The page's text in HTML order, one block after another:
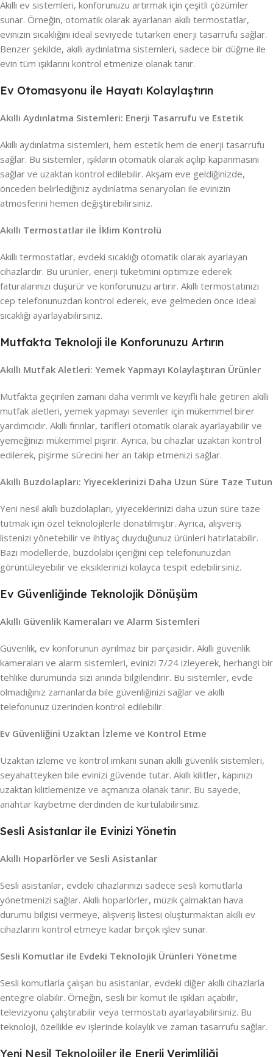
Akıllı ev sistemleri, konforunuzu artırmak için çeşitli çözümler
sunar. Örneğin, otomatik olarak ayarlanan akıllı termostatlar,
evinizin sıcaklığını ideal seviyede tutarken enerji tasarrufu sağlar.
Benzer şekilde, akıllı aydınlatma sistemleri, sadece bir düğme ile
evin tüm ışıklarını kontrol etmenize olanak tanır.
Ev Otomasyonu ile Hayatı Kolaylaştırın
Akıllı Aydınlatma Sistemleri: Enerji Tasarrufu ve Estetik
Akıllı aydınlatma sistemleri, hem estetik hem de enerji tasarrufu
sağlar. Bu sistemler, ışıkların otomatik olarak açılıp kapanmasını
sağlar ve uzaktan kontrol edilebilir. Akşam eve geldiğinizde,
önceden belirlediğiniz aydınlatma senaryoları ile evinizin
atmosferini hemen değiştirebilirsiniz.
Akıllı Termostatlar ile İklim Kontrolü
Akıllı termostatlar, evdeki sıcaklığı otomatik olarak ayarlayan
cihazlardır. Bu ürünler, enerji tüketimini optimize ederek
faturalarınızı düşürür ve konforunuzu artırır. Akıllı termostatınızı
cep telefonunuzdan kontrol ederek, eve gelmeden önce ideal
sıcaklığı ayarlayabilirsiniz.
Mutfakta Teknoloji ile Konforunuzu Artırın
Akıllı Mutfak Aletleri: Yemek Yapmayı Kolaylaştıran Ürünler
Mutfakta geçirilen zamanı daha verimli ve keyifli hale getiren akıllı
mutfak aletleri, yemek yapmayı sevenler için mükemmel birer
yardımcıdır. Akıllı fırınlar, tarifleri otomatik olarak ayarlayabilir ve
yemeğinizi mükemmel pişirir. Ayrıca, bu cihazlar uzaktan kontrol
edilerek, pişirme sürecini her an takip etmenizi sağlar.
Akıllı Buzdolapları: Yiyeceklerinizi Daha Uzun Süre Taze Tutun
Yeni nesil akıllı buzdolapları, yiyeceklerinizi daha uzun süre taze
tutmak için özel teknolojilerle donatılmıştır. Ayrıca, alışveriş
listenizi yönetebilir ve ihtiyaç duyduğunuz ürünleri hatırlatabilir.
Bazı modellerde, buzdolabı içeriğini cep telefonunuzdan
görüntüleyebilir ve eksiklerinizi kolayca tespit edebilirsiniz.
Ev Güvenliğinde Teknolojik Dönüşüm
Akıllı Güvenlik Kameraları ve Alarm Sistemleri
Güvenlik, ev konforunun ayrılmaz bir parçasıdır. Akıllı güvenlik
kameraları ve alarm sistemleri, evinizi 7/24 izleyerek, herhangi bir
tehlike durumunda sizi anında bilgilendirir. Bu sistemler, evde
olmadığınız zamanlarda bile güvenliğinizi sağlar ve akıllı
telefonunuz üzerinden kontrol edilebilir.
Ev Güvenliğini Uzaktan İzleme ve Kontrol Etme
Uzaktan izleme ve kontrol imkanı sunan akıllı güvenlik sistemleri,
seyahatteyken bile evinizi güvende tutar. Akıllı kilitler, kapınızı
uzaktan kilitlemenize ve açmanıza olanak tanır. Bu sayede,
anahtar kaybetme derdinden de kurtulabilirsiniz.
Sesli Asistanlar ile Evinizi Yönetin
Akıllı Hoparlörler ve Sesli Asistanlar
Sesli asistanlar, evdeki cihazlarınızı sadece sesli komutlarla
yönetmenizi sağlar. Akıllı hoparlörler, müzik çalmaktan hava
durumu bilgisi vermeye, alışveriş listesi oluşturmaktan akıllı ev
cihazlarını kontrol etmeye kadar birçok işlev sunar.
Sesli Komutlar ile Evdeki Teknolojik Ürünleri Yönetme
Sesli komutlarla çalışan bu asistanlar, evdeki diğer akıllı cihazlarla
entegre olabilir. Örneğin, sesli bir komut ile ışıkları açabilir,
televizyonu çalıştırabilir veya termostatı ayarlayabilirsiniz. Bu
teknoloji, özellikle ev işlerinde kolaylık ve zaman tasarrufu sağlar.
Yeni Nesil Teknolojiler ile Enerji Verimliliği